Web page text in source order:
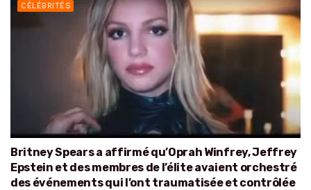
CÉLÉBRITÉS
Britney Spears a affirmé qu’Oprah Winfrey, Jeffrey
Epstein et des membres de l’élite avaient orchestré
des événements qui l’ont traumatisée et contrôlée